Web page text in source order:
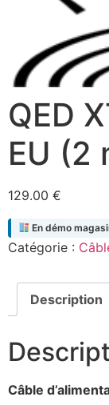
QED
EU (2
129.00 €
En démo
Catégorie :
Description
Câble